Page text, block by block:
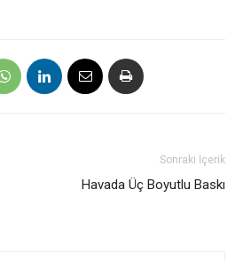
Sonraki İçerik
Havada Üç Boyutlu Baskı